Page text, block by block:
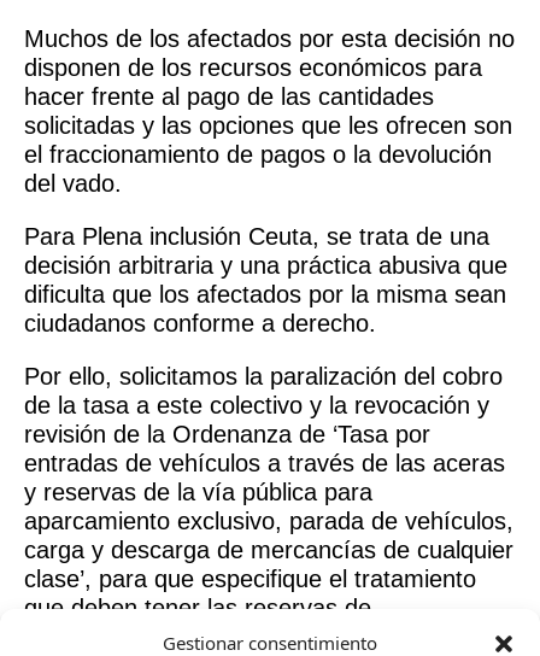
Gestionar consentimiento
Muchos de los afectados por esta decisión no
disponen de los recursos económicos para
hacer frente al pago de las cantidades
solicitadas y las opciones que les ofrecen son
el fraccionamiento de pagos o la devolución
del vado.
Para Plena inclusión Ceuta, se trata de una
decisión arbitraria y una práctica abusiva que
dificulta que los afectados por la misma sean
ciudadanos conforme a derecho.
Por ello, solicitamos la paralización del cobro
de la tasa a este colectivo y la revocación y
revisión de la Ordenanza de ‘Tasa por
entradas de vehículos a través de las aceras
y reservas de la vía pública para
aparcamiento exclusivo, parada de vehículos,
carga y descarga de mercancías de cualquier
clase’, para que especifique el tratamiento
que deben tener las reservas de
aparcamientos por discapacidad.